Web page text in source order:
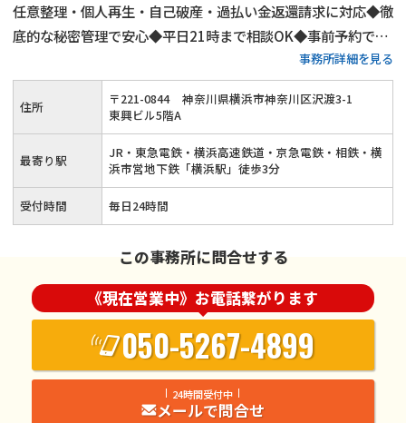
任意整理・個人再生・自己破産・過払い金返還請求に対応◆徹
底的な秘密管理で安心◆平日21時まで相談OK◆事前予約で夜
間や土日祝日のご相談にも対応◆相談予約は毎日24時間可能
◆初回相談30分無料◆弁護士費用の分割払いにも対応◆「横
浜駅」から徒歩3分
事務所詳細を見る
住所 〒221-0844
神奈川県横浜市神奈川区沢渡3-1
東興ビル5階A
最寄り駅
JR・東急電鉄・横浜高速鉄道・京急電鉄・相鉄・横
浜市営地下鉄「横浜駅」徒歩3分
受付時間 毎日24時間
この事務所に問合せする
《現在営業中》お電話繋がります
050-5267-4899
24時間受付中
メールで問合せ